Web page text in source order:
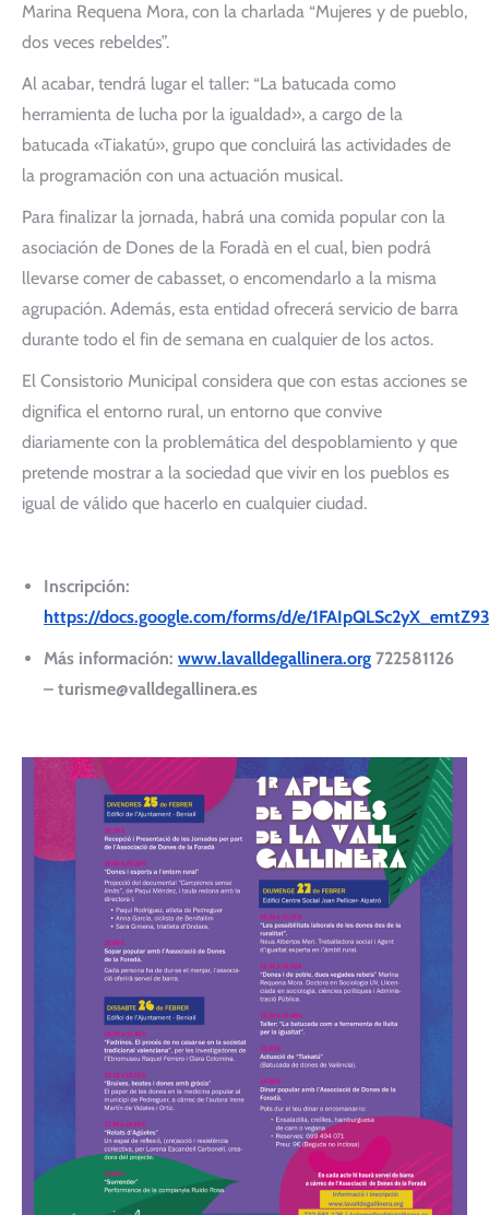
Marina Requena Mora, con la charlada “Mujeres y de pueblo,
dos veces rebeldes”.
Al acabar, tendrá lugar el taller: “La batucada como
herramienta de lucha por la igualdad», a cargo de la
batucada «Tiakatú», grupo que concluirá las actividades de
la programación con una actuación musical.
Para finalizar la jornada, habrá una comida popular con la
asociación de Dones de la Foradà en el cual, bien podrá
llevarse comer de cabasset, o encomendarlo a la misma
agrupación. Además, esta entidad ofrecerá servicio de barra
durante todo el fin de semana en cualquier de los actos.
El Consistorio Municipal considera que con estas acciones se
dignifica el entorno rural, un entorno que convive
diariamente con la problemática del despoblamiento y que
pretende mostrar a la sociedad que vivir en los pueblos es
igual de válido que hacerlo en cualquier ciudad.
Inscripción:
https://docs.google.com/forms/d/e/
Más información: www.lavalldegallinera.org 722581126
– turisme@valldegallinera.es